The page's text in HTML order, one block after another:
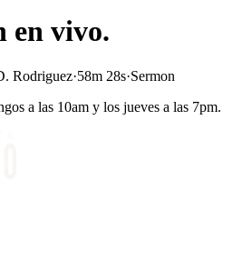
en vivo.
Rodriguez·58m 28s·Sermon
a las 10am y los jueves a las 7pm.